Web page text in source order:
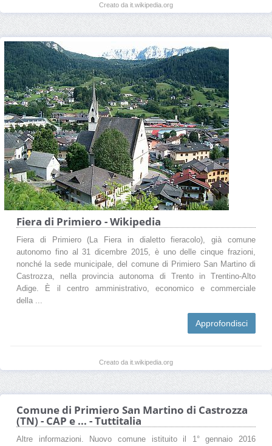
Creato da it.wikipedia.org
Fiera di Primiero - Wikipedia
Fiera di Primiero (La Fiera in dialetto fieracolo), già comune
autonomo fino al 31 dicembre 2015, è uno delle cinque frazioni,
nonché la sede municipale, del comune di Primiero San Martino di
Castrozza, nella provincia autonoma di Trento in Trentino-Alto
Adige. È il centro amministrativo, economico e commerciale
della ...
Approfondisci
Creato da it.wikipedia.org
Comune di Primiero San Martino di Castrozza
(TN) - CAP e ... - Tuttitalia
Altre informazioni. Nuovo comune istituito il 1° gennaio 2016